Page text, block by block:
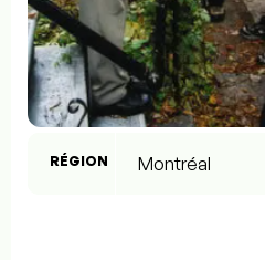
RÉGION Montréal